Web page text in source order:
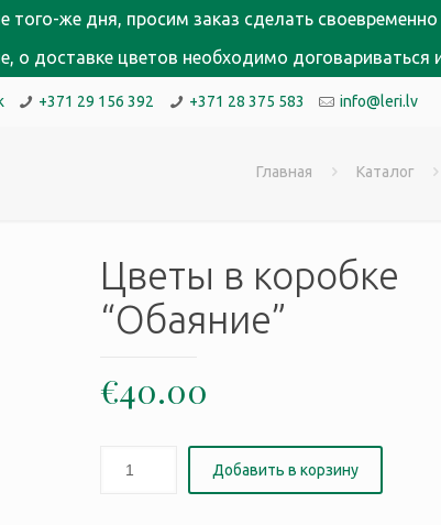
того-же дня, просим заказ сделать
о доставке цветов необходимо
+371 29 156 392 +371 28 375 583 info@leri.lv
Главная Каталог
Цветы в коробке
“Обаяние”
€40.00
Добавить в корзину